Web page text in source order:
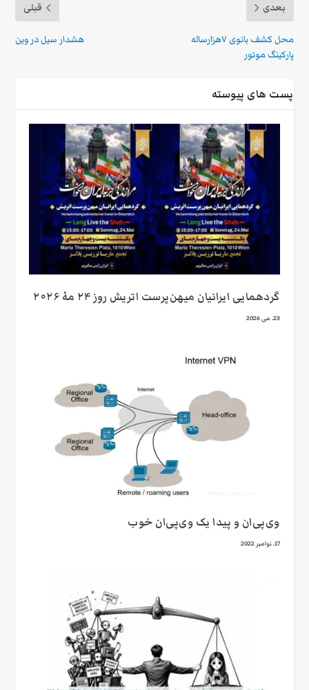
قبلی
هشدار سیل در وین
بعدی
محل کشف بانوی ۷هزارساله
پارکینگ موتور
پست های پیوسته
گردهمایی ایرانیان میهن‌پرست اتریش روز ۲۴ مهٔ ۲۰۲۶
23. می 2026
وی‌پی‌ان و پیدا یک وی‌پی‌ان خوب
17. نوامبر 2022